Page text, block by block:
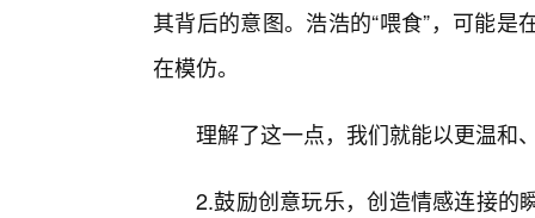
其背后的意图。浩浩的“喂食”，可能
在模仿。
理解了这一点，我们就能以更温和
2.鼓励创意玩乐，创造情感连接的